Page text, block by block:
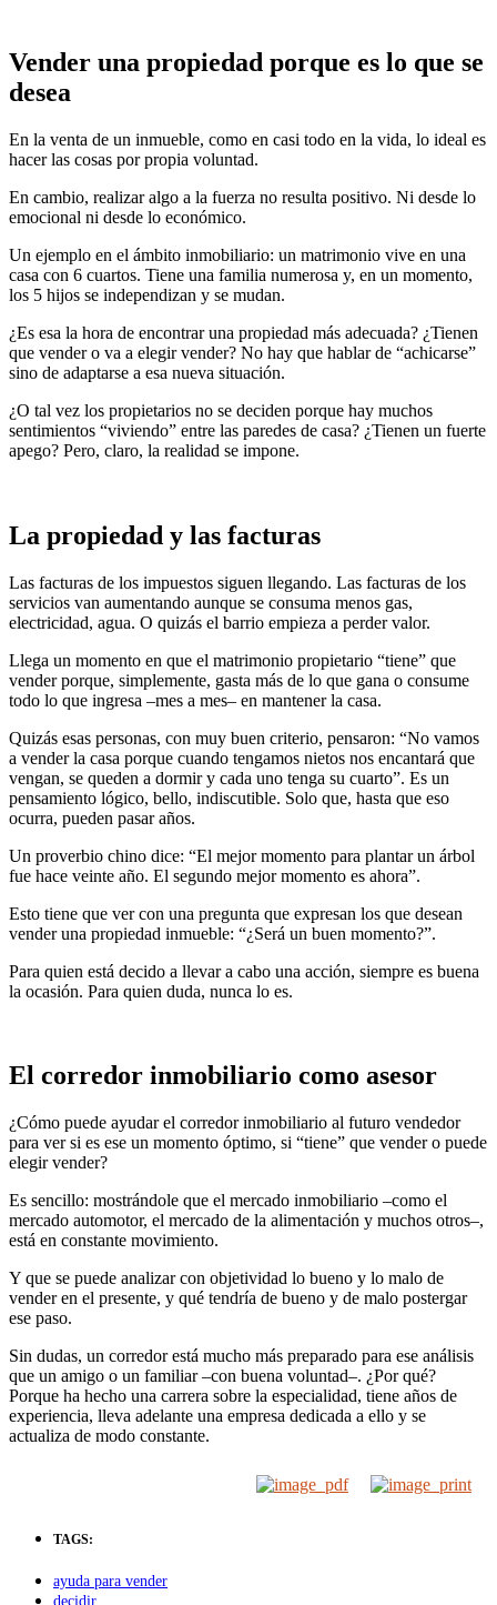
Vender una propiedad porque es lo que se
desea
En la venta de un inmueble, como en casi todo en la vida, lo ideal es
hacer las cosas por propia voluntad.
En cambio, realizar algo a la fuerza no resulta positivo. Ni desde lo
emocional ni desde lo económico.
Un ejemplo en el ámbito inmobiliario: un matrimonio vive en una
casa con 6 cuartos. Tiene una familia numerosa y, en un momento,
los 5 hijos se independizan y se mudan.
¿Es esa la hora de encontrar una propiedad más adecuada? ¿Tienen
que vender o va a elegir vender? No hay que hablar de “achicarse”
sino de adaptarse a esa nueva situación.
¿O tal vez los propietarios no se deciden porque hay muchos
sentimientos “viviendo” entre las paredes de casa? ¿Tienen un fuerte
apego? Pero, claro, la realidad se impone.
La propiedad y las facturas
Las facturas de los impuestos siguen llegando. Las facturas de los
servicios van aumentando aunque se consuma menos gas,
electricidad, agua. O quizás el barrio empieza a perder valor.
Llega un momento en que el matrimonio propietario “tiene” que
vender porque, simplemente, gasta más de lo que gana o consume
todo lo que ingresa –mes a mes– en mantener la casa.
Quizás esas personas, con muy buen criterio, pensaron: “No vamos
a vender la casa porque cuando tengamos nietos nos encantará que
vengan, se queden a dormir y cada uno tenga su cuarto”. Es un
pensamiento lógico, bello, indiscutible. Solo que, hasta que eso
ocurra, pueden pasar años.
Un proverbio chino dice: “El mejor momento para plantar un árbol
fue hace veinte año. El segundo mejor momento es ahora”.
Esto tiene que ver con una pregunta que expresan los que desean
vender una propiedad inmueble: “¿Será un buen momento?”.
Para quien está decido a llevar a cabo una acción, siempre es buena
la ocasión. Para quien duda, nunca lo es.
El corredor inmobiliario como asesor
¿Cómo puede ayudar el corredor inmobiliario al futuro vendedor
para ver si es ese un momento óptimo, si “tiene” que vender o puede
elegir vender?
Es sencillo: mostrándole que el mercado inmobiliario –como el
mercado automotor, el mercado de la alimentación y muchos otros–,
está en constante movimiento.
Y que se puede analizar con objetividad lo bueno y lo malo de
vender en el presente, y qué tendría de bueno y de malo postergar
ese paso.
Sin dudas, un corredor está mucho más preparado para ese análisis
que un amigo o un familiar –con buena voluntad–. ¿Por qué?
Porque ha hecho una carrera sobre la especialidad, tiene años de
experiencia, lleva adelante una empresa dedicada a ello y se
actualiza de modo constante.
TAGS:
ayuda para vender
decidir